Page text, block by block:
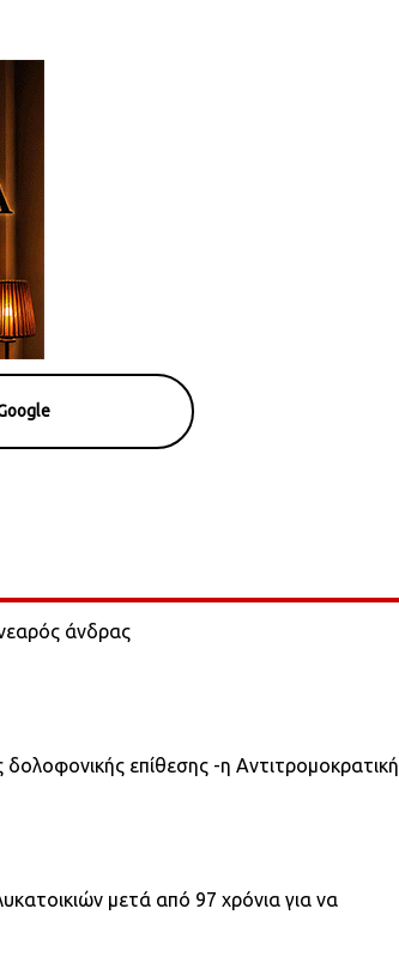
άνδρας
δολοφονικής επίθεσης -η Αντιτρομοκρατική
μετά από 97 χρόνια για να